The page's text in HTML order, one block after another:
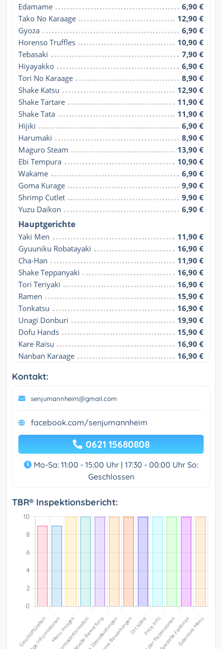
Edamame
6,90 €
Tako No Karaage
12,90 €
Gyoza
6,90 €
Horenso Truffles
10,90 €
Tebasaki
7,90 €
Hiyayakko
6,90 €
Tori No Karaage
8,90 €
Shake Katsu
12,90 €
Shake Tartare
11,90 €
Shake Tata
11,90 €
Hijiki
6,90 €
Harumaki
8,90 €
Maguro Steam
13,90 €
Ebi Tempura
10,90 €
Wakame
6,90 €
Goma Kurage
9,90 €
Shrimp Cutlet
9,90 €
Yuzu Daikon
6,90 €
Hauptgerichte
Yaki Men
11,90 €
Gyuuniku Robatayaki
16,90 €
Cha-Han
11,90 €
Shake Teppanyaki
16,90 €
Tori Teriyaki
16,90 €
Ramen
15,90 €
Tonkatsu
16,90 €
Unagi Donburi
19,90 €
Dofu Hands
15,90 €
Kare Raisu
16,90 €
Nanban Karaage
16,90 €
Kontakt:
senjumannheim@gmail.com
facebook.com/senjumannheim
0621 15680808
Mo-Sa: 11:00 - 15:00 Uhr | 17:30 - 00:00 Uhr So:
Geschlossen
TBR® Inspektionsbericht: